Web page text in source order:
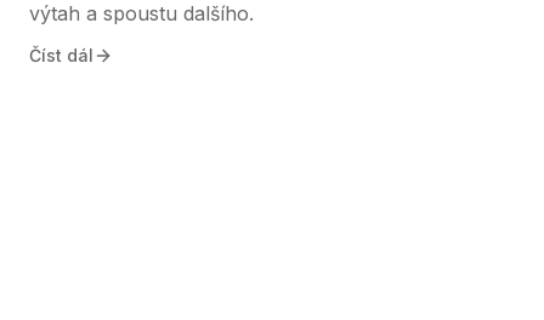
výtah a spoustu dalšího.
Číst dál